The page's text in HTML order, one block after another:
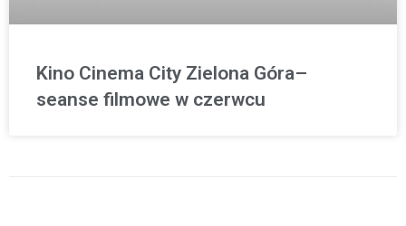
Kino Cinema City Zielona Góra–
seanse filmowe w czerwcu